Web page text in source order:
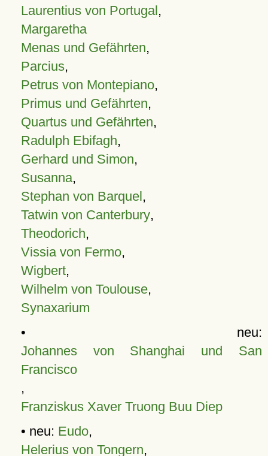
Laurentius von Portugal,
Margaretha
Menas und Gefährten,
Parcius,
Petrus von Montepiano,
Primus und Gefährten,
Quartus und Gefährten,
Radulph Ebifagh,
Gerhard und Simon,
Susanna,
Stephan von Barquel,
Tatwin von Canterbury,
Theodorich,
Vissia von Fermo,
Wigbert,
Wilhelm von Toulouse,
Synaxarium
• neu:
Johannes von Shanghai und San
Francisco
,
Franziskus Xaver Truong Buu Diep
• neu: Eudo,
Helerius von Tongern,